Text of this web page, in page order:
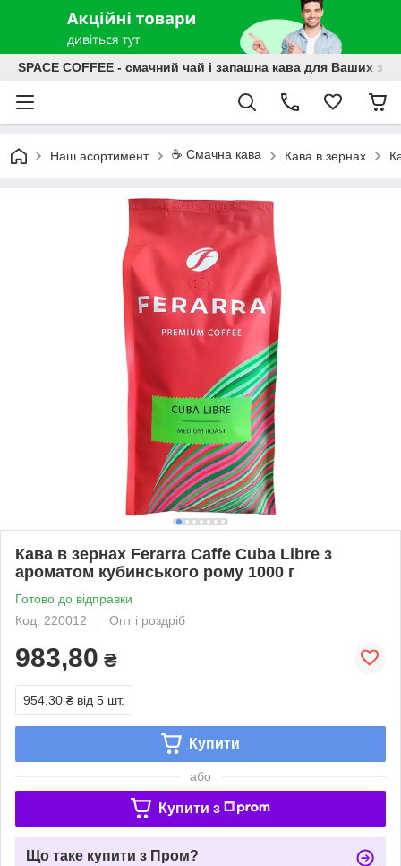
SPACE COFFEE - смачний чай і запашна кава для Ваших
Наш асортимент ☕️ Смачна кава Кава в зернах
Кава в зернах Ferarra Caffe Cuba Libre з
ароматом кубинського рому 1000 г
Готово до відправки
Код: 220012
Опт і роздріб
983,80 ₴
954,30 ₴ від 5 шт.
Купити
або
Купити з
Що таке купити з Пром?